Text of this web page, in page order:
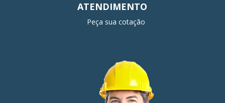
ATENDIMENTO
Peça sua cotação